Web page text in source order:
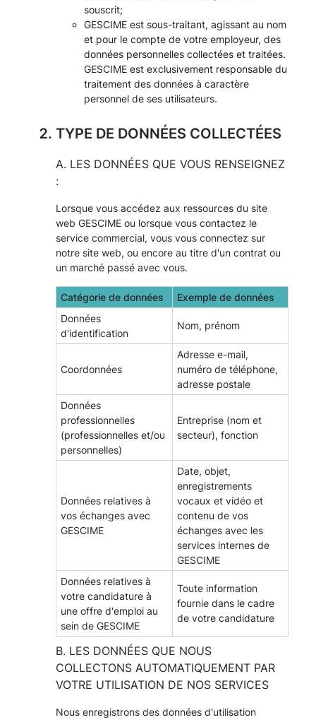
souscrit;
GESCIME est sous-traitant, agissant au nom
et pour le compte de votre employeur, des
données personnelles collectées et traitées.
GESCIME est exclusivement responsable du
traitement des données à caractère
personnel de ses utilisateurs.
TYPE DE DONNÉES COLLECTÉES
A. LES DONNÉES QUE VOUS RENSEIGNEZ
:
Lorsque vous accédez aux ressources du site
web GESCIME ou lorsque vous contactez le
service commercial, vous vous connectez sur
notre site web, ou encore au titre d'un contrat ou
un marché passé avec vous.
Catégorie de données
Exemple de données
Données
d'identification
Nom, prénom
Coordonnées
Adresse e-mail,
numéro de téléphone,
adresse postale
Données
professionnelles
(professionnelles et/ou
personnelles)
Entreprise (nom et
secteur), fonction
Données relatives à
vos échanges avec
GESCIME
Date, objet,
enregistrements
vocaux et vidéo et
contenu de vos
échanges avec les
services internes de
GESCIME
Données relatives à
votre candidature à
une offre d'emploi au
sein de GESCIME
Toute information
fournie dans le cadre
de votre candidature
B. LES DONNÉES QUE NOUS
COLLECTONS AUTOMATIQUEMENT PAR
VOTRE UTILISATION DE NOS SERVICES
Nous enregistrons des données d'utilisation